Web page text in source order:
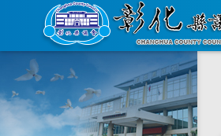
主
要